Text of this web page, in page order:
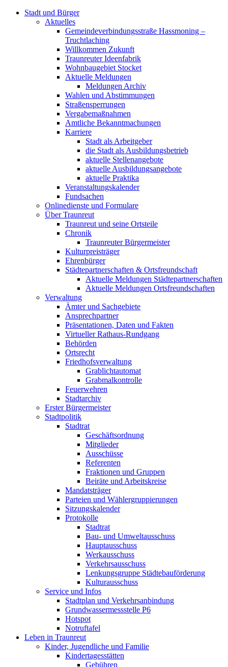
Stadt und Bürger
Aktuelles
Gemeindeverbindungsstraße Hassmoning –
Truchtlaching
Willkommen Zukunft
Traunreuter Ideenfabrik
Wohnbaugebiet Stocket
Aktuelle Meldungen
Meldungen Archiv
Wahlen und Abstimmungen
Straßensperrungen
Vergabemaßnahmen
Amtliche Bekanntmachungen
Karriere
Stadt als Arbeitgeber
die Stadt als Ausbildungsbetrieb
aktuelle Stellenangebote
aktuelle Ausbildungsangebote
aktuelle Praktika
Veranstaltungskalender
Fundsachen
Onlinedienste und Formulare
Über Traunreut
Traunreut und seine Ortsteile
Chronik
Traunreuter Bürgermeister
Kulturpreisträger
Ehrenbürger
Städtepartnerschaften & Ortsfreundschaft
Aktuelle Meldungen Städtepartnerschaften
Aktuelle Meldungen Ortsfreundschaften
Verwaltung
Ämter und Sachgebiete
Ansprechpartner
Präsentationen, Daten und Fakten
Virtueller Rathaus-Rundgang
Behörden
Ortsrecht
Friedhofsverwaltung
Grablichtautomat
Grabmalkontrolle
Feuerwehren
Stadtarchiv
Erster Bürgermeister
Stadtpolitik
Stadtrat
Geschäftsordnung
Mitglieder
Ausschüsse
Referenten
Fraktionen und Gruppen
Beiräte und Arbeitskreise
Mandatsträger
Parteien und Wählergruppierungen
Sitzungskalender
Protokolle
Stadtrat
Bau- und Umweltausschuss
Hauptausschuss
Werkausschuss
Verkehrsausschuss
Lenkungsgruppe Städtebauförderung
Kulturausschuss
Service und Infos
Stadtplan und Verkehrsanbindung
Grundwassermessstelle P6
Hotspot
Notruftafel
Leben in Traunreut
Kinder, Jugendliche und Familie
Kindertagesstätten
Gebühren